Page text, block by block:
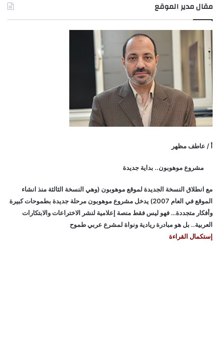
مقال مدير الموقع
أ / عاطف مظهر
مشروع موهوبون.. بداية جديدة
مع انطلاق النسخة الجديدة لموقع موهوبون (وهي النسخة الثالثة منذ انشاء
الموقع في العام 2007) يدخل مشروع موهوبون مرحلة جديدة بطموحات كبيرة
وأفكار متجددة… فهو ليس فقط منصة إعلامية لنشر الاختراعات والابتكارات
العربية.. بل هو مبادرة ريادية ونواة لمشرع عربي طموح
إستكمال القراءة